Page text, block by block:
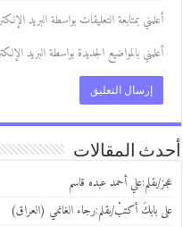
بمتابعة التعليقات بواسطة البريد الإلكتروني.
بالمواضيع الجديدة بواسطة البريد الإلكتروني.
المقالات
بقلم:علي أحمد عبده قاسم
بابكَ أكتبْ/بقلم:رجاء الغانمي (العراق)